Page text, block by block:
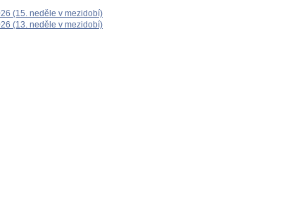
(15. neděle v mezidobí)
(13. neděle v mezidobí)